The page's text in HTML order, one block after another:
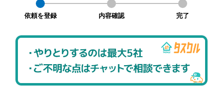
依頼を登録 内容確認 完了